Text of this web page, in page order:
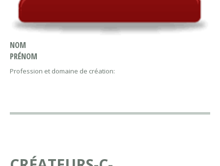
NOM
PRÉNOM
Profession et domaine de création: